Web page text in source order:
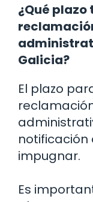
¿Qué
Galicia?
El plazo
impugnar.
Es